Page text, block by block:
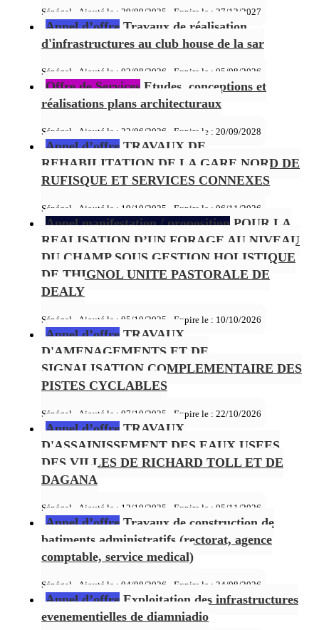
Sénégal - Ajouté le : 29/09/2025 - Expire le : 27/12/2027
Appel d’offre Travaux de réalisation
d'infrastructures au club house de la sar
Sénégal - Ajouté le : 02/08/2026 - Expire le : 05/08/2026
Offre de Services Etudes, conceptions et
réalisations plans architecturaux
Sénégal - Ajouté le : 22/06/2026 - Expire le : 20/09/2028
Appel d’offre TRAVAUX DE
REHABILITATION DE LA GARE NORD DE
RUFISQUE ET SERVICES CONNEXES
Sénégal - Ajouté le : 19/10/2025 - Expire le : 06/11/2026
Appel manifestation / proposition POUR LA
REALISATION D’UN FORAGE AU NIVEAU
DU CHAMP SOUS GESTION HOLISTIQUE
DE THIGNOL UNITE PASTORALE DE
DEALY
Sénégal - Ajouté le : 05/10/2025 - Expire le : 10/10/2026
Appel d’offre TRAVAUX
D'AMENAGEMENTS ET DE
SIGNALISATION COMPLEMENTAIRE DES
PISTES CYCLABLES
Sénégal - Ajouté le : 07/10/2025 - Expire le : 22/10/2026
Appel d’offre TRAVAUX
D'ASSAINISSEMENT DES EAUX USEES
DES VILLES DE RICHARD TOLL ET DE
DAGANA
Sénégal - Ajouté le : 12/10/2025 - Expire le : 05/11/2026
Appel d’offre Travaux de construction de
batiments administratifs (rectorat, agence
comptable, service medical)
Sénégal - Ajouté le : 04/08/2026 - Expire le : 24/08/2026
Appel d’offre Exploitation des infrastructures
evenementielles de diamniadio